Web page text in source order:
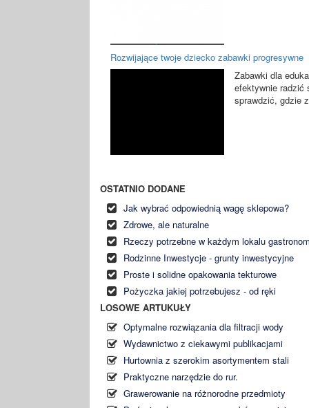
Rozwijające twoje dziecko zabawki progresywne
Zabawki dla
efektywnie radzić
sprawdzić, gdzie
OSTATNIO DODANE
Jak wybrać odpowiednią wagę sklepowa?
Zdrowe, ale naturalne
Rzeczy potrzebne w każdym lokalu
Rodzinne Inwestycje - grunty inwestycyjne
Proste i solidne opakowania tekturowe
Pożyczka jakiej potrzebujesz - od ręki
LOSOWE ARTUKUŁY
Optymalne rozwiązania dla filtracji wody
Wydawnictwo z ciekawymi publikacjami
Hurtownia z szerokim asortymentem stali
Praktyczne narzędzie do rur.
Grawerowanie na różnorodne przedmioty